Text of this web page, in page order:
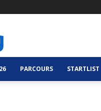
PARCOURS STARTLIST